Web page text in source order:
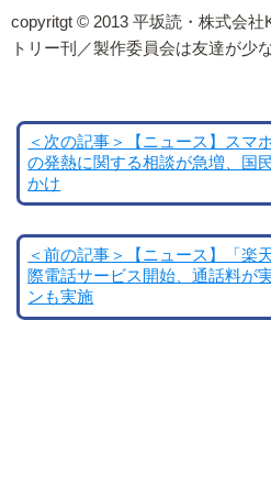
copyritgt © 2013 平坂読・株式会社
トリー刊／製作委員会は友達が少
＜次の記事＞【ニュース】スマ
の発熱に関する相談が急増、国
かけ
＜前の記事＞【ニュース】「楽
際電話サービス開始、通話料が
ンも実施